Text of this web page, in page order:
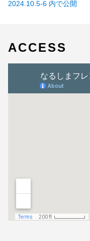
稿
ル
投
ゲ
ー
2024.10.5-6 内で公開
ACCESS